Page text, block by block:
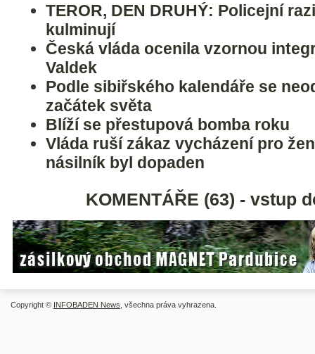
TEROR, DEN DRUHÝ: Policejní
kulminují
Česká vláda ocenila vzornou
Valdek
Podle sibiřského kalendáře se
začátek světa
Blíží se přestupová bomba roku
Vláda ruší zákaz vycházení pro
násilník byl dopaden
KOMENTÁŘE (63) - vstup
Copyright © INFOBADEN News , všechna práva vyhrazena.